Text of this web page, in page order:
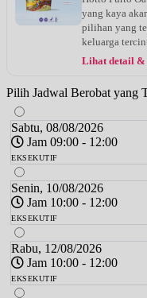
yang kaya
pilihan yang
keluarga
Lihat detail
Pilih Jadwal Berobat yang
Sabtu, 08/08/2026
Jam 09:00 - 12:00
EKSEKUTIF
Senin, 10/08/2026
Jam 10:00 - 12:00
EKSEKUTIF
Rabu, 12/08/2026
Jam 10:00 - 12:00
EKSEKUTIF